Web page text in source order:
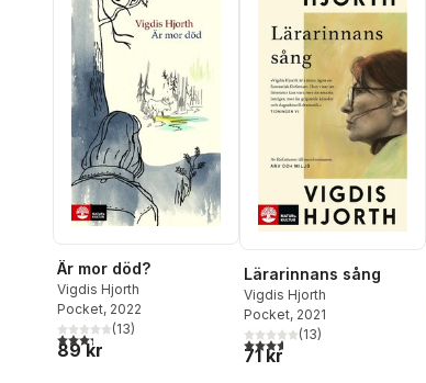
Är mor död?
Vigdis Hjorth
Pocket, 2022
3,3utav 5 stjärnor. Totalt antal röster:
(13)
89 kr
Lärarinnans sång
Vigdis Hjorth
Pocket, 2021
3,6utav 5 stjärnor. Totalt
(13)
71 kr